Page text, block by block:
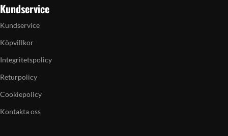
Kundservice
Kundservice
Köpvillkor
Integritetspolicy
Returpolicy
Cookiepolicy
Kontakta oss